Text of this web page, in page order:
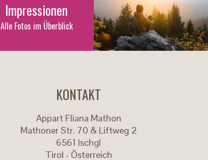
Impressionen
Alle Fotos im Überblick
KONTAKT
Appart Fliana Mathon
Mathoner Str. 70 & Liftweg 2
6561 Ischgl
Tirol - Österreich